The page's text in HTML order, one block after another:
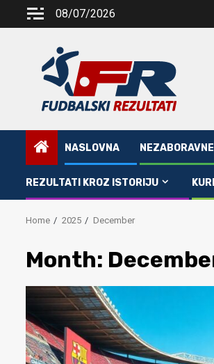
08/07/2026
NASLOVNA
REZULTATI KROZ ISTORIJU
Home 2025 December
Month: